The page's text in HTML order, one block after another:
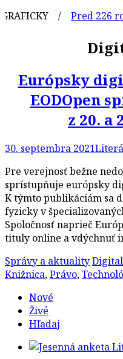
/
Pred 226
Európsky
EODOpen
z 20. a
30. septembra 2021
Pre verejnosť bežne
sprístupňuje európsky
K týmto publikáciám sa
fyzicky v
Spoločnosť naprieč
tituly online a vdýchnuť
Správy a aktuality
Knižnica,Právo,
Nové
Živé
Hľadaj